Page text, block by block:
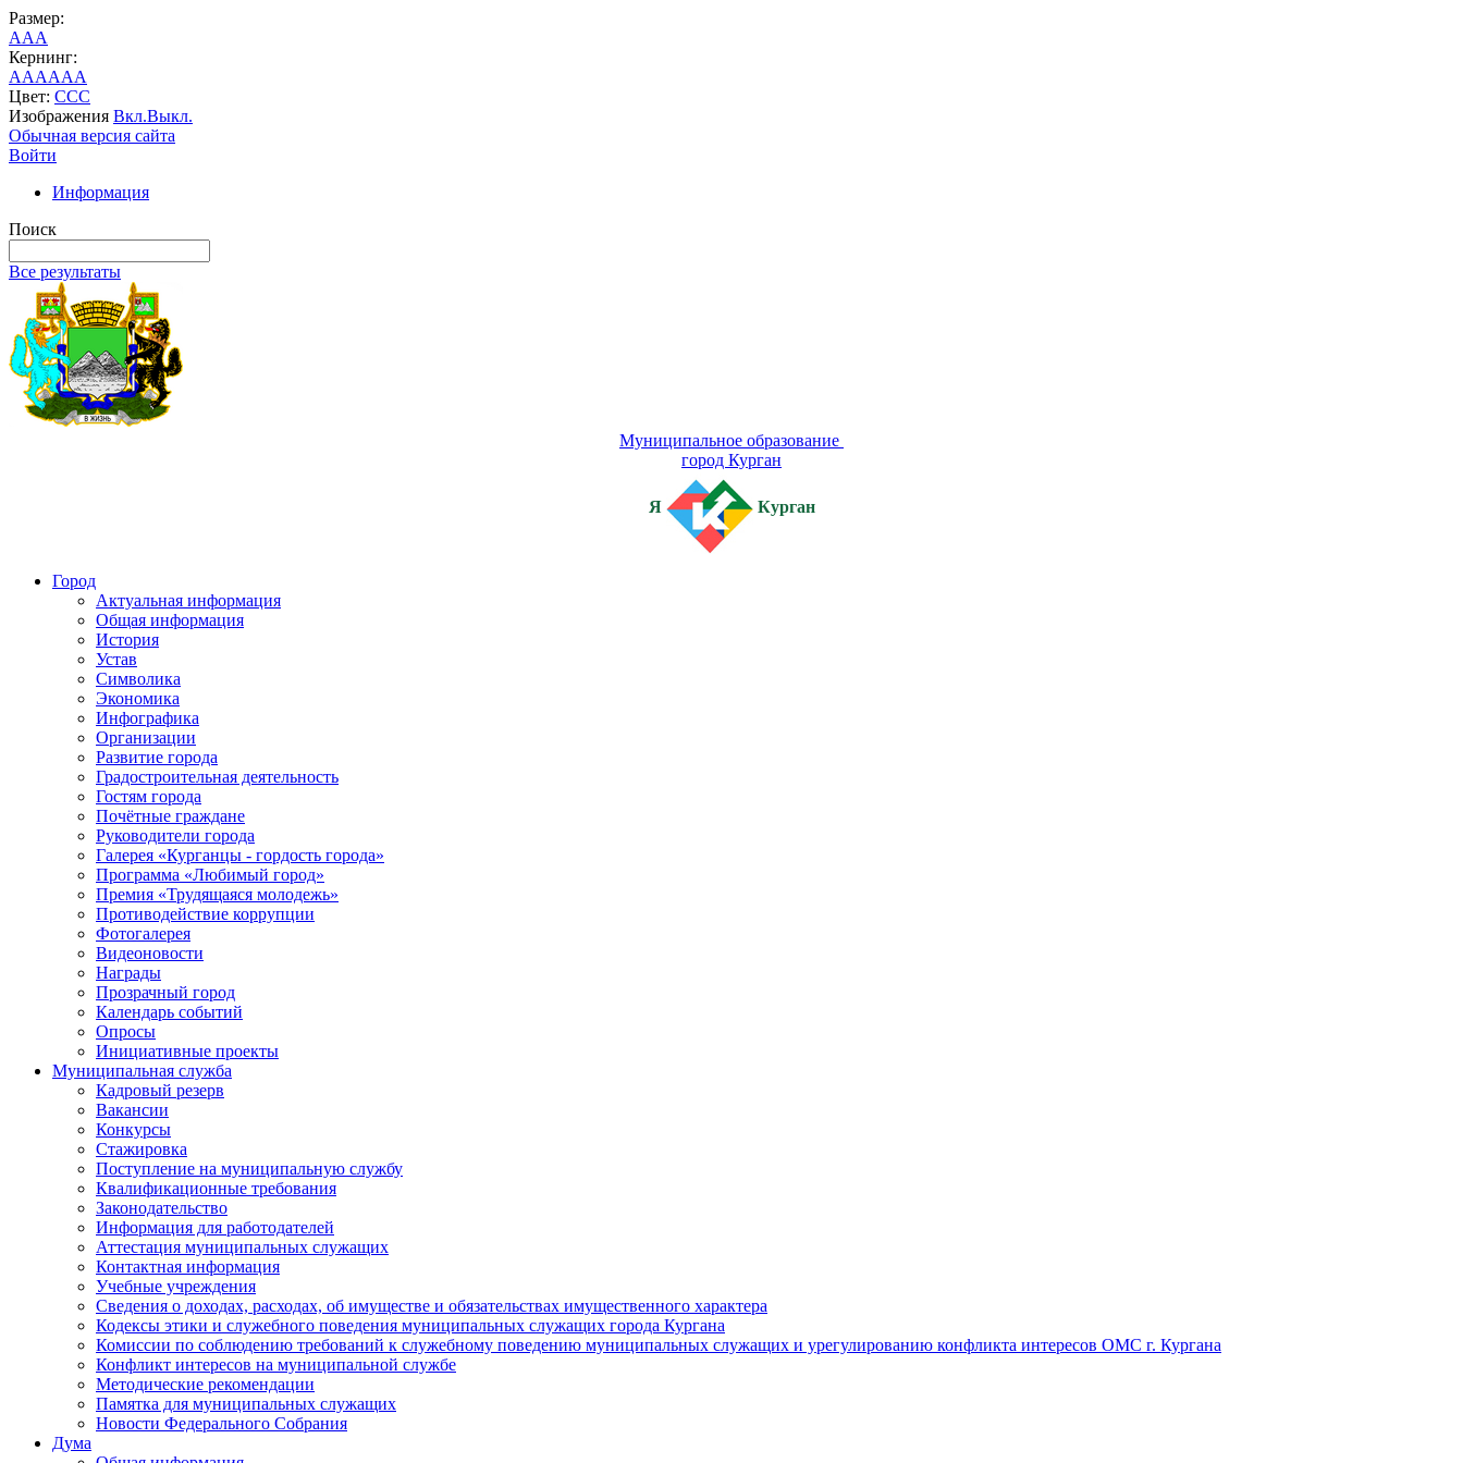
Размер:
AAA
Кернинг:
AAAAAA
Цвет: CCC
Изображения Вкл.Выкл.
Обычная версия сайта
Войти
Информация
Поиск
Все результаты
Муниципальное образование
город Курган
Я Курган
Город
Актуальная информация
Общая информация
История
Устав
Символика
Экономика
Инфографика
Организации
Развитие города
Градостроительная деятельность
Гостям города
Почётные граждане
Руководители города
Галерея «Курганцы - гордость города»
Программа «Любимый город»
Премия «Трудящаяся молодежь»
Противодействие коррупции
Фотогалерея
Видеоновости
Награды
Прозрачный город
Календарь событий
Опросы
Инициативные проекты
Муниципальная служба
Кадровый резерв
Вакансии
Конкурсы
Стажировка
Поступление на муниципальную службу
Квалификационные требования
Законодательство
Информация для работодателей
Аттестация муниципальных служащих
Контактная информация
Учебные учреждения
Сведения о доходах, расходах, об имуществе и обязательствах имущественного характера
Кодексы этики и служебного поведения муниципальных служащих города Кургана
Комиссии по соблюдению требований к служебному поведению муниципальных служащих и урегулированию конфликта интересов ОМС г. Кургана
Конфликт интересов на муниципальной службе
Методические рекомендации
Памятка для муниципальных служащих
Новости Федерального Cобрания
Дума